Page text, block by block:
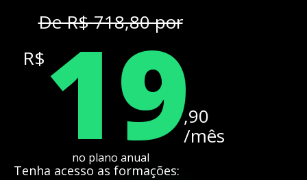
De R$ 718,80 por
R$ 19,90
/mês
no plano anual
Tenha acesso as formações: